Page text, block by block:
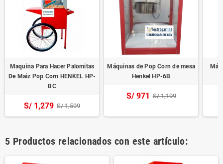
Maquina Para Hacer Palomitas
De Maiz Pop Corn HENKEL HP-
BC
S/ 1,279 S/ 1,599
Máquinas de Pop Corn de mesa
Henkel HP-6B
S/ 971 S/ 1,199
5 Productos relacionados con este artículo: